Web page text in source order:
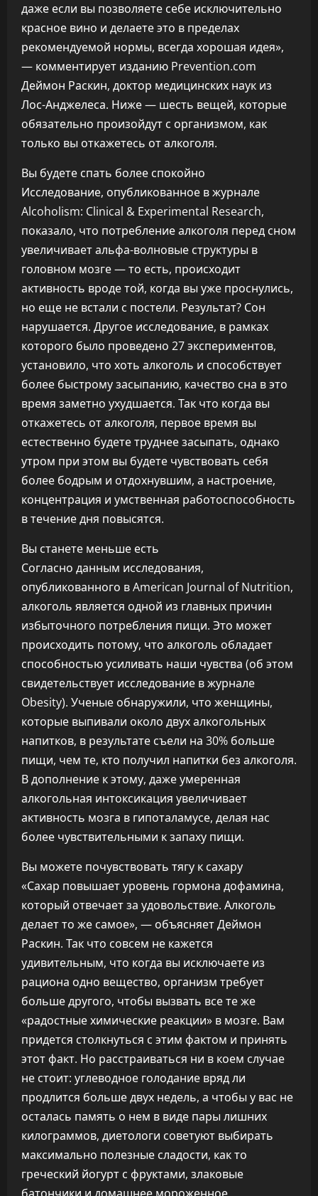
даже если вы позволяете себе исключительно
красное вино и делаете это в пределах
рекомендуемой нормы, всегда хорошая идея»,
— комментирует изданию Prevention.com
Деймон Раскин, доктор медицинских наук из
Лос-Анджелеса. Ниже — шесть вещей, которые
обязательно произойдут с организмом, как
только вы откажетесь от алкоголя.
Вы будете спать более спокойно
Исследование, опубликованное в журнале
Alcoholism: Clinical & Experimental Research,
показало, что потребление алкоголя перед сном
увеличивает альфа-волновые структуры в
головном мозге — то есть, происходит
активность вроде той, когда вы уже проснулись,
но еще не встали с постели. Результат? Сон
нарушается. Другое исследование, в рамках
которого было проведено 27 экспериментов,
установило, что хоть алкоголь и способствует
более быстрому засыпанию, качество сна в это
время заметно ухудшается. Так что когда вы
откажетесь от алкоголя, первое время вы
естественно будете труднее засыпать, однако
утром при этом вы будете чувствовать себя
более бодрым и отдохнувшим, а настроение,
концентрация и умственная работоспособность
в течение дня повысятся.
Вы станете меньше есть
Согласно данным исследования,
опубликованного в American Journal of Nutrition,
алкоголь является одной из главных причин
избыточного потребления пищи. Это может
происходить потому, что алкоголь обладает
способностью усиливать наши чувства (об этом
свидетельствует исследование в журнале
Obesity). Ученые обнаружили, что женщины,
которые выпивали около двух алкогольных
напитков, в результате съели на 30% больше
пищи, чем те, кто получил напитки без алкоголя.
В дополнение к этому, даже умеренная
алкогольная интоксикация увеличивает
активность мозга в гипоталамусе, делая нас
более чувствительными к запаху пищи.
Вы можете почувствовать тягу к сахару
«Сахар повышает уровень гормона дофамина,
который отвечает за удовольствие. Алкоголь
делает то же самое», — объясняет Деймон
Раскин. Так что совсем не кажется
удивительным, что когда вы исключаете из
рациона одно вещество, организм требует
больше другого, чтобы вызвать все те же
«радостные химические реакции» в мозге. Вам
придется столкнуться с этим фактом и принять
этот факт. Но расстраиваться ни в коем случае
не стоит: углеводное голодание вряд ли
продлится больше двух недель, а чтобы у вас не
осталась память о нем в виде пары лишних
килограммов, диетологи советуют выбирать
максимально полезные сладости, как то
греческий йогурт с фруктами, злаковые